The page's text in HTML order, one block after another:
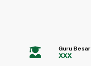
Guru Besar
xxx